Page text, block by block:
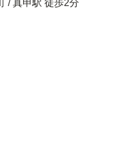
/ 真申駅 徒歩2分